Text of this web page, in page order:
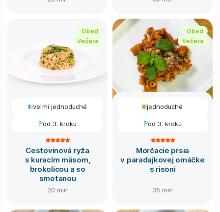
Obed
Večera
veľmi jednoduché
od 3. kroku
Cestovinová ryža
s kuracím mäsom,
brokolicou a so
smotanou
20 min
Obed
Večera
jednoduché
od 3. kroku
Morčacie prsia
v paradajkovej omáčke
s risoni
35 min